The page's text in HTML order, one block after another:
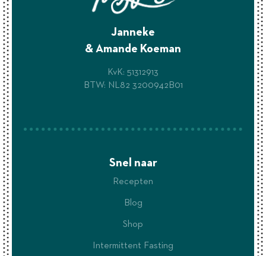
Janneke
& Amande Koeman
KvK: 51312913
BTW: NL82 3200942B01
Snel naar
Recepten
Blog
Shop
Intermittent Fasting